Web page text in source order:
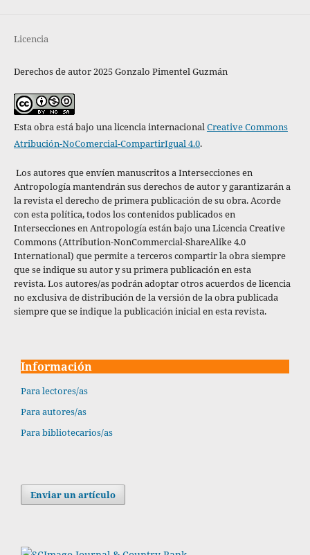
Licencia
Derechos de autor 2025 Gonzalo Pimentel Guzmán
Esta obra está bajo una licencia internacionalCreative Commons
Atribución-NoComercial-CompartirIgual 4.0.
Los autores que envíen manuscritos a Intersecciones en
Antropología mantendrán sus derechos de autor y garantizarán a
la revista el derecho de primera publicación de su obra. Acorde
con esta política,todos los contenidos publicados en
Intersecciones en Antropología están bajo una Licencia Creative
Commons (Attribution-NonCommercial-ShareAlike 4.0
International) que permite a terceros compartir la obra siempre
que se indique su autor y su primera publicación en esta
revista. Los autores/as podrán adoptar otros acuerdos de licencia
no exclusiva de distribución de la versión de la obra publicada
siempre que se indique la publicación inicial en esta revista.
Información
Para lectores/as
Para autores/as
Para bibliotecarios/as
Enviar un artículo